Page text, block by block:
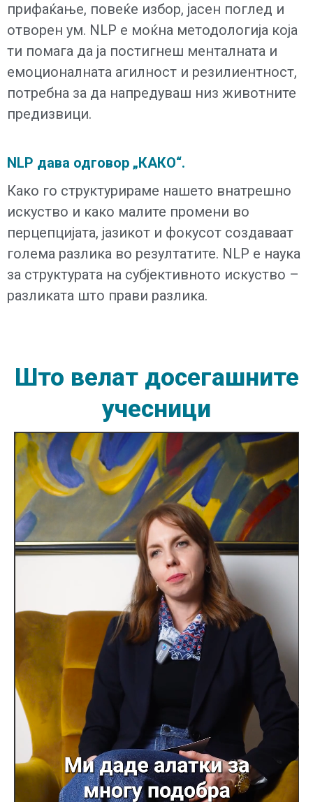
прифаќање, повеќе избор, јасен поглед и
отворен ум. NLP е моќна методологија која
ти помага да ја постигнеш менталната и
емоционалната агилност и резилиентност,
потребна за да напредуваш низ животните
предизвици.
NLP дава одговор „КАКО“.
Како го структурираме нашето внатрешно
искуство и како малите промени во
перцепцијата, јазикот и фокусот создаваат
голема разлика во резултатите. NLP е наука
за структурата на субјективното искуство –
разликата што прави разлика.
Што велат досегашните
учесници